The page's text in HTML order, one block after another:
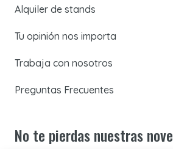
Alquiler de stands
Tu opinión nos importa
Trabaja con nosotros
Preguntas Frecuentes
No te pierdas nuestras